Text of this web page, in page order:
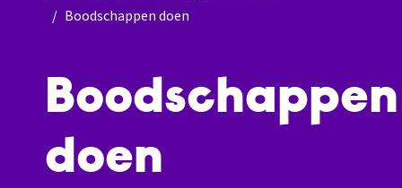
Boodschappen doen
Boodschappen
doen